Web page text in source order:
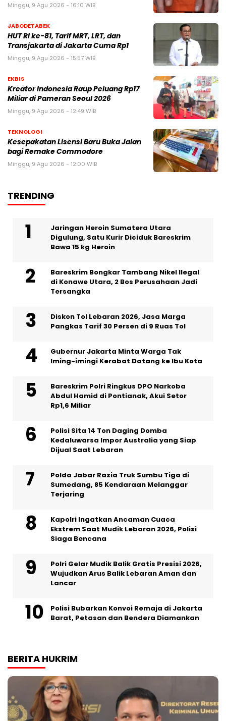
Minggu, 9 Agu 2026 - 16:10 WIB
JABODETABEK
HUT RI ke-81, Tarif MRT, LRT, dan
Transjakarta di Jakarta Cuma Rp1
Minggu, 9 Agu 2026 - 15:57 WIB
EKBIS
Kreator Indonesia Raup Peluang Rp17
Miliar di Pameran Seoul 2026
Minggu, 9 Agu 2026 - 12:49 WIB
TEKNOLOGI
Kesepakatan Lisensi Baru Buka Jalan
bagi Remake Commodore
Minggu, 9 Agu 2026 - 12:00 WIB
TRENDING
Jaringan Heroin Sumatera Utara
Digulung, Satu Kurir Diciduk Bareskrim
Bawa 15 kg Heroin
Bareskrim Bongkar Tambang Nikel Ilegal
di Konawe Utara, 2 Bos Perusahaan Jadi
Tersangka
Diskon Tol Lebaran 2026, Jasa Marga
Pangkas Tarif 30 Persen di 9 Ruas Tol
Gubernur Jakarta Minta Warga Tak
Iming-imingi Kerabat Datang ke Ibu Kota
Bareskrim Polri Ringkus DPO Narkoba
Abdul Hamid di Pontianak, Akui Setor
Rp1,6 Miliar
Polisi Sita 14 Ton Daging Domba
Kedaluwarsa Impor Australia yang Siap
Dijual Saat Lebaran
Polda Jabar Razia Truk Sumbu Tiga di
Sumedang, 85 Kendaraan Melanggar
Terjaring
Kapolri Ingatkan Ancaman Cuaca
Ekstrem Saat Mudik Lebaran 2026, Polisi
Siaga Bencana
Polri Gelar Mudik Balik Gratis Presisi 2026,
Wujudkan Arus Balik Lebaran Aman dan
Lancar
Polisi Bubarkan Konvoi Remaja di Jakarta
Barat, Petasan dan Bendera Diamankan
BERITA HUKRIM